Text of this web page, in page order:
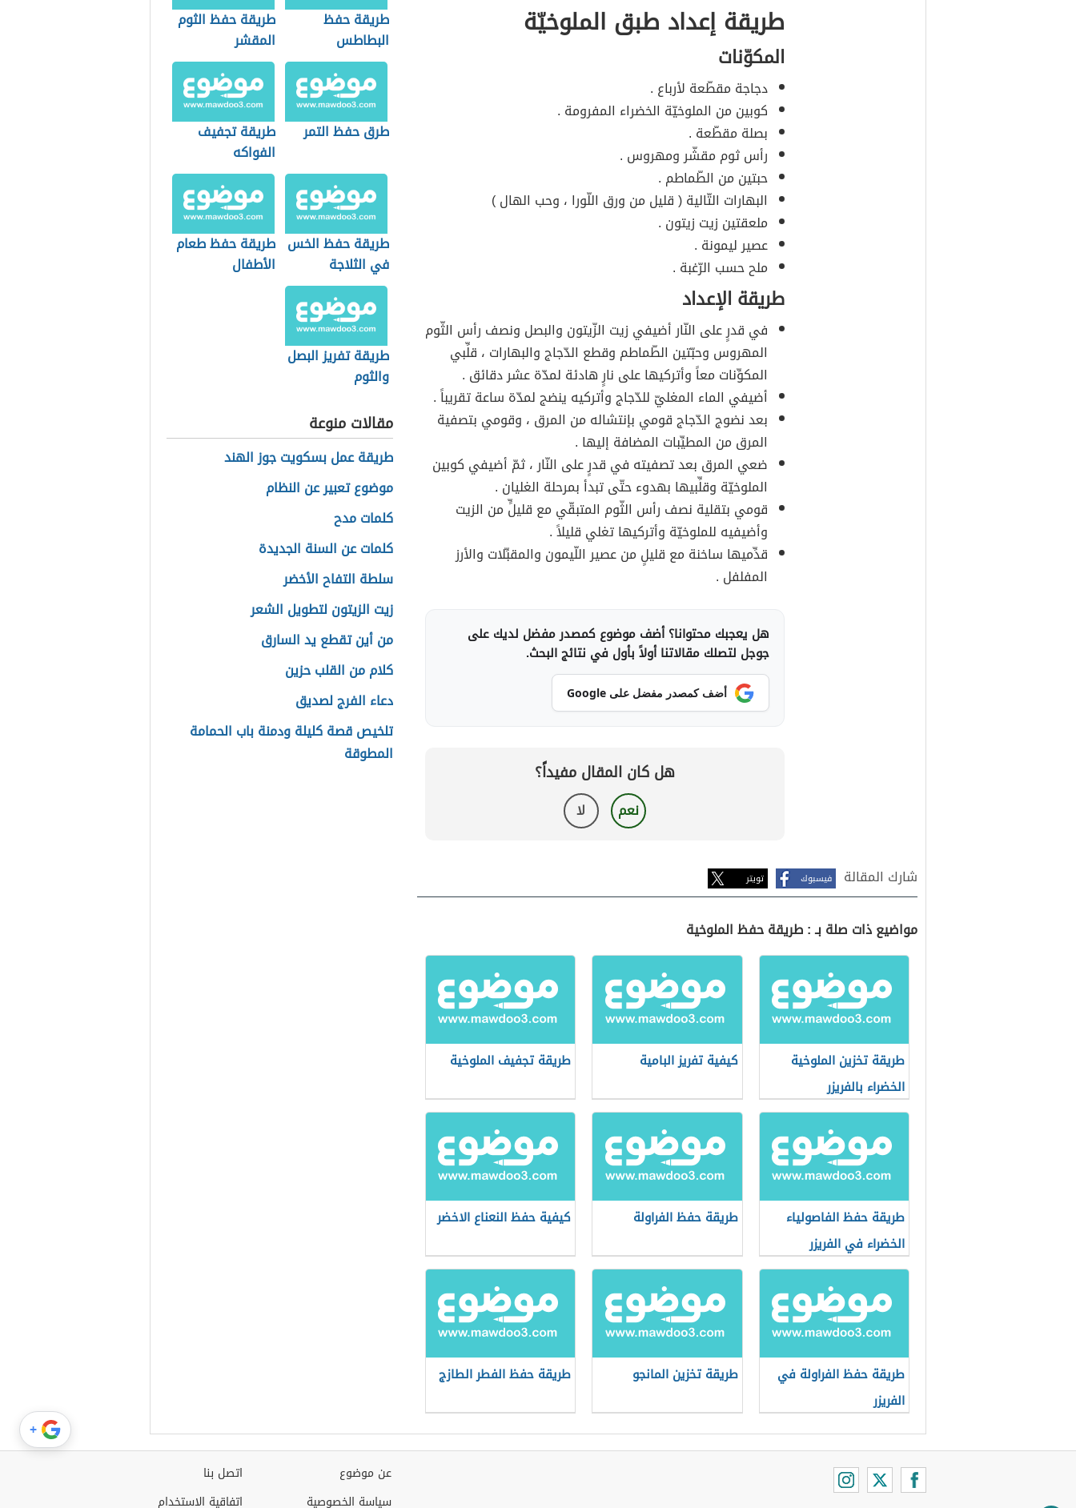
طريقة إعداد طبق الملوخيّة
المكوّنات
دجاجة مقطّعة لأرباع .
كوبين من الملوخيّة الخضراء المفرومة .
بصلة مقطّعة .
رأس ثوم مقشّر ومهروس .
حبتين من الطّماطم .
البهارات التّالية ( قليل من ورق اللّورا ، وحب الهال )
ملعقتين زيت زيتون .
عصير ليمونة .
ملح حسب الرّغبة .
طريقة الإعداد
في قدرٍ على النّار أضيفي زيت الزّيتون والبصل ونصف رأس الثّوم
المهروس وحبّتين الطّماطم وقطع الدّجاج والبهارات ، قلِّبي
المكوِّنات معاً وأتركيها على نارٍ هادئة لمدّة عشر دقائق .
أضيفي الماء المغليّ للدّجاج وأتركيه ينضج لمدّة ساعة تقريباً .
بعد نضوج الدّجاج قومي بإنتشاله من المرق ، وقومي بتصفية
المرق من المطيِّبات المضافة إليها .
ضعي المرق بعد تصفيته في قدرٍ على النّار ، ثمّ أضيفي كوبين
الملوخيّة وقلِّبيها بهدوء حتّى تبدأ بمرحلة الغليان .
قومي بتقلية نصف رأس الثّوم المتبقّي مع قليلٍّ من الزيت
وأضيفيه للملوخيّة وأتركيها تغلي قليلاً .
قدِّميها ساخنة مع قليلٍ من عصير اللّيمون والمقبِّلات والأرز
المفلفل .
هل يعجبك محتوانا؟ أضف موضوع كمصدر مفضل لديك على
جوجل لتصلك مقالاتنا أولاً بأول في نتائج البحث.
أضف كمصدر مفضل على Google
هل كان المقال مفيداً؟
نعم لا
شارك المقالة فيسبوك تويتر
مواضيع ذات صلة بـ : طريقة حفظ الملوخية
طريقة تخزين الملوخية
الخضراء بالفريزر
كيفية تفريز البامية طريقة تجفيف الملوخية
طريقة حفظ الفاصولياء
الخضراء في الفريزر
طريقة حفظ الفراولة كيفية حفظ النعناع الاخضر
طريقة حفظ الفراولة في
الفريزر
طريقة تخزين المانجو طريقة حفظ الفطر الطازج
طريقة حفظ
البطاطس
طريقة حفظ الثوم
المقشر
طرق حفظ التمر
طريقة تجفيف
الفواكه
طريقة حفظ الخس
في الثلاجة
طريقة حفظ طعام
الأطفال
طريقة تفريز البصل
والثوم
مقالات منوعة
طريقة عمل بسكويت جوز الهند
موضوع تعبير عن النظام
كلمات مدح
كلمات عن السنة الجديدة
سلطة التفاح الأخضر
زيت الزيتون لتطويل الشعر
من أين تقطع يد السارق
كلام من القلب حزين
دعاء الفرج لصديق
تلخيص قصة كليلة ودمنة باب الحمامة
المطوقة
اتصل بنا
اتفاقية الاستخدام
عن موضوع
سياسة الخصوصية
+